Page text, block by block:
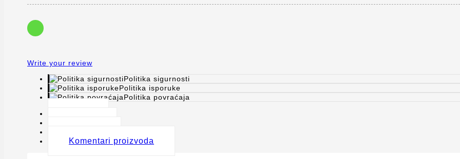
Write your review
Politika sigurnosti
Politika isporuke
Politika povraćaja
Komentari proizvoda